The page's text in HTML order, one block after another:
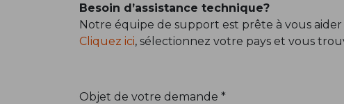
Besoin d’assistance technique?
Notre équipe de support est prête à vous
Cliquez ici, sélectionnez votre pays et vous
Objet de votre demande *